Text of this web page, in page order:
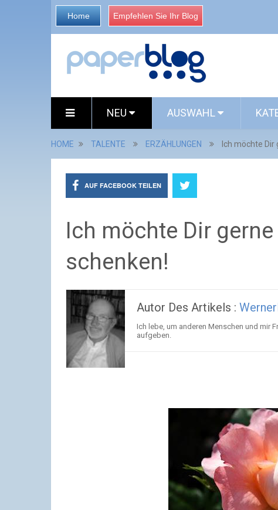
Home Empfehlen Sie Ihr Blog
NEU AUSWAHL
HOME TALENTE ERZÄHLUNGEN Ich möchte
AUF FACEBOOK TEILEN
Ich möchte Dir
schenken!
Autor Des Artikels :
Ich lebe, um anderen Menschen und mir
aufgeben.